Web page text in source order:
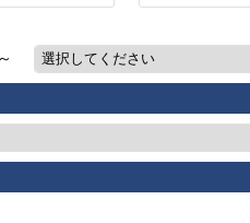
～ 選択してください